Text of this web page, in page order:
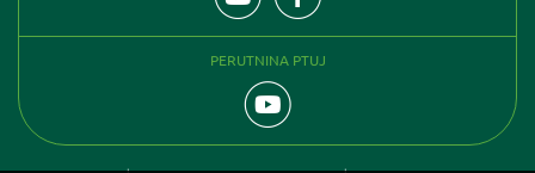
PERUTNINA PTUJ